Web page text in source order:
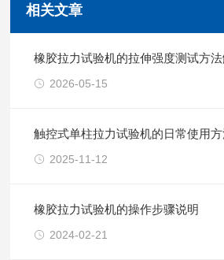
相关文章
橡胶拉力试验机的拉伸强度测试方
2026-05-15
触控式单柱拉力试验机的日常使用
2025-11-12
橡胶拉力试验机的操作步骤说明
2024-02-21